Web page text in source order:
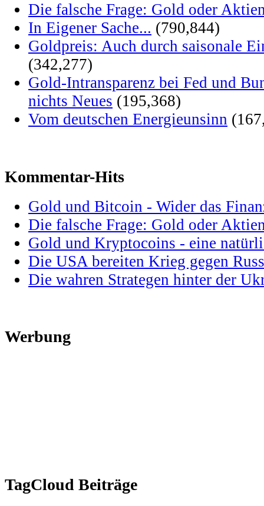
Die falsche Frage: Gold oder
In Eigener Sache... (790,844)
Goldpreis: Auch durch saisonale
(342,277)
Gold-Intransparenz bei Fed und
nichts Neues (195,368)
Vom deutschen Energieunsinn
Kommentar-Hits
Gold und Bitcoin - Wider das
Die falsche Frage: Gold oder
Gold und Kryptocoins - eine
Die USA bereiten Krieg gegen
Die wahren Strategen hinter der
Werbung
TagCloud Beiträge